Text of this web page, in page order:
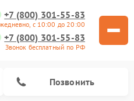
+7 (800) 301-55-83
с 10:00 до 20:00
+7 (800) 301-55-83
Звонок бесплатный по РФ
Позвонить